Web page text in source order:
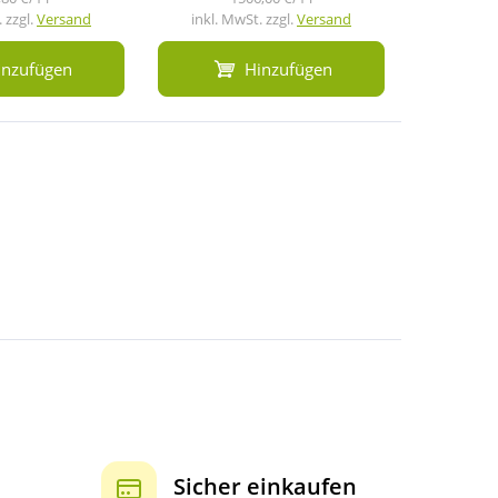
zzgl.Versand
inkl. MwSt. zzgl.Versand
Hinzufügen
Sicher einkaufen